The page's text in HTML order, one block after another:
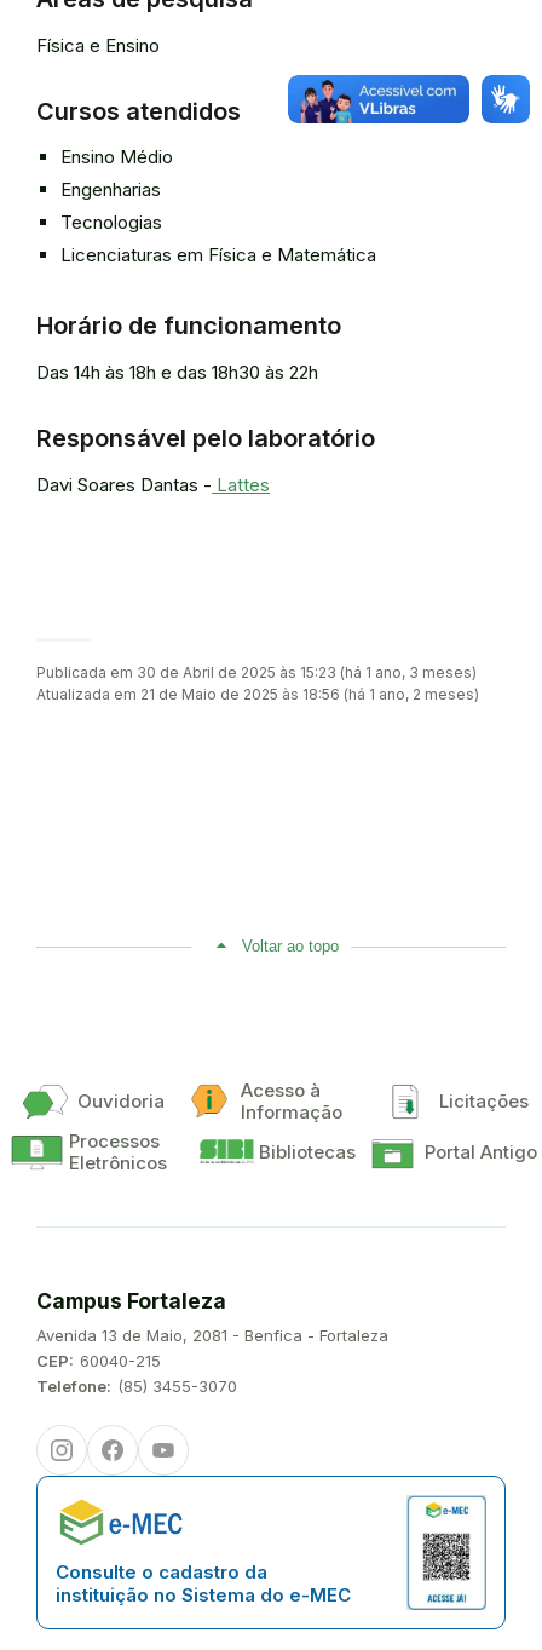
Física e Ensino
Cursos atendidos
Ensino Médio
Engenharias
Tecnologias
Licenciaturas em Física e Matemática
Horário de funcionamento
Das 14h às 18h e das 18h30 às 22h
Responsável pelo laboratório
Davi Soares Dantas - Lattes
Publicada em 30 de Abril de 2025 às 15:23 (há 1 ano, 3 meses)
Atualizada em 21 de Maio de 2025 às 18:56 (há 1 ano, 2 meses)
Voltar ao topo
Ouvidoria
Acesso à
Informação
Licitações
Processos
Eletrônicos
Bibliotecas Portal Antigo
Campus Fortaleza
Endereço:
Avenida 13 de Maio, 2081 - Benfica - Fortaleza
CEP: 60040-215
Telefone: (85) 3455-3070
InstagramFacebookYoutube
Consulte o cadastro da
instituição no Sistema do e-MEC